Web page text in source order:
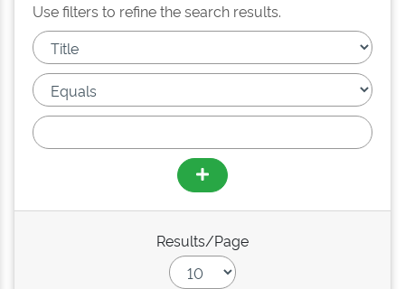
Use filters to refine the search results.
Results/Page